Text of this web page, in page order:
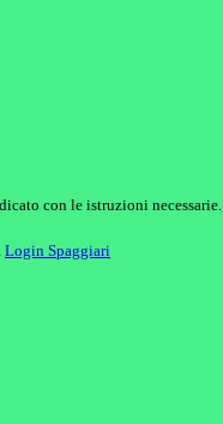
con le istruzioni necessarie.
Login Spaggiari